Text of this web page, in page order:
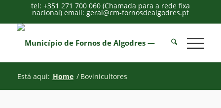
tel: +351 271 700 060 (Chamada para a rede fixa
nacional) email: geral@cm-fornosdealgodres.pt
Está aqui: Home / Bovinicultores